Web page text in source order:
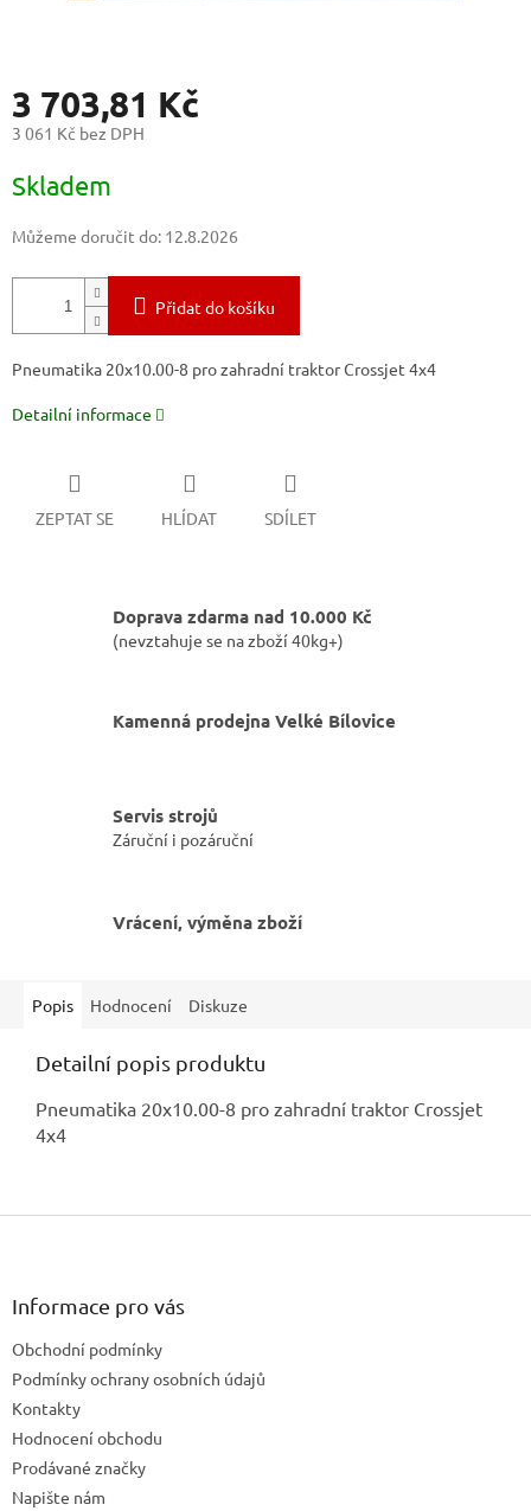
3 703,81 Kč
3 061 Kč bez DPH
cena:
Skladem
Můžeme doručit do: 12.8.2026
Přidat do košíku
Pneumatika 20x10.00-8 pro zahradní traktor Crossjet 4x4
Detailní informace
ZEPTAT SE HLÍDAT SDÍLET
Doprava zdarma nad 10.000 Kč
(nevztahuje se na zboží 40kg+)
Kamenná prodejna Velké Bílovice
Servis strojů
Záruční i pozáruční
Vrácení, výměna zboží
Popis Hodnocení Diskuze
Detailní popis produktu
Pneumatika 20x10.00-8 pro zahradní traktor Crossjet
4x4
Z
Informace pro vás
Obchodní podmínky
Podmínky ochrany osobních údajů
Kontakty
Hodnocení obchodu
Prodávané značky
Napište nám